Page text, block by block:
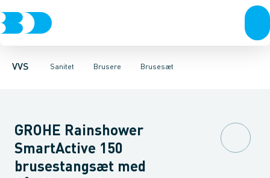
VVS Sanitet
Rør & fittingsPressfittings & rørKuglehaner & ventiler
Brusere
Toiletter, sæder og cisterner VaskeArmaturer
Brusesæt
HåndbrusereBruseslanger BrusesætBrusestænger
GROHE Rainshower
SmartActive 150
brusestangsæt med